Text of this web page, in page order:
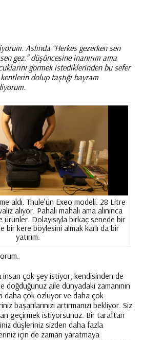
Aslında “Herkes gezerken sen
gez.” düşüncesine inanırım ama
görmek istediklerinden bu sefer
dolup taştığı bayram
aldı. Thule’ün Exeo modeli. 28 Litre
alıyor. Pahalı mahalı ama alınınca
Dolayısıyla birkaç senede bir
bir kere böylesini almak karlı da bir
yatırım.
insan çok şey istiyor, kendisinden de
doğduğunuz aile dünyadaki zamanının
daha çok özlüyor ve daha çok
başarılarınızı artırmanızı bekliyor. Siz
geçirmek istiyorsunuz. Bir taraftan
düşleriniz sizden daha fazla
için de zaman yaratmaya